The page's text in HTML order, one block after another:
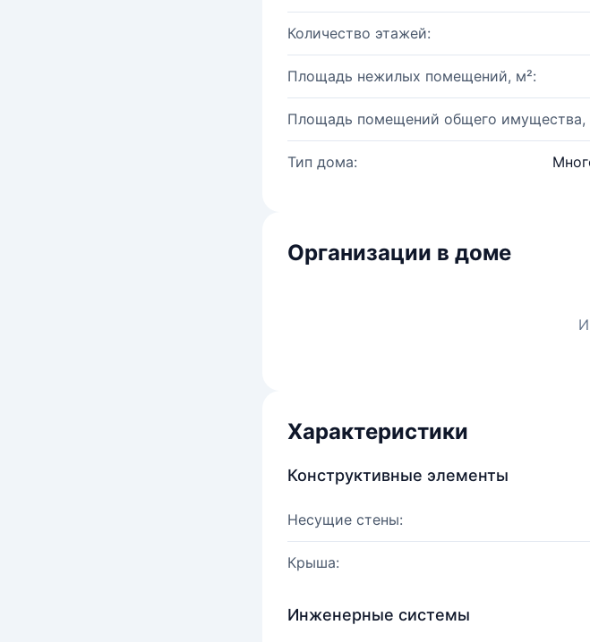
Количество этажей:
Площадь нежилых помещений, м²:
Площадь помещений общего имущества,
Тип дома:
Организации в доме
Характеристики
Конструктивные элементы
Несущие стены:
Крыша:
Инженерные системы